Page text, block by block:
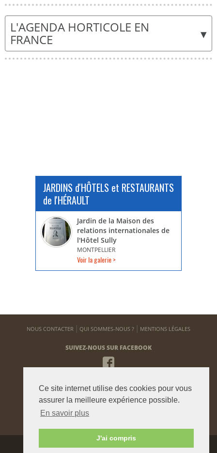
Ce site internet utilise des cookies pour vous
assurer la meilleure expérience possible.
En savoir plus
J'ai compris
▾
L'AGENDA HORTICOLE EN
FRANCE
JARDINS d'HÔTELS et RESTAURANTS
de l'HÉRAULT
Jardin de la Maison des
relations internationales de
l'Hôtel Sully
MONTPELLIER
Voir la galerie >
NOUS CONTACTER QUI SOMMES-NOUS ? MENTIONS LÉGALES
SUIVEZ-NOUS SUR FACEBOOK
NEWSLETTER
Pour vous tenir informé de notre actualité
Agence graphique:Westango